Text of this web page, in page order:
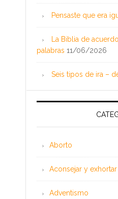
Pensaste que era
La Biblia de
palabras 11/06/2026
Seis tipos de ira –
Aborto
Aconsejar y exhortar
Adventismo